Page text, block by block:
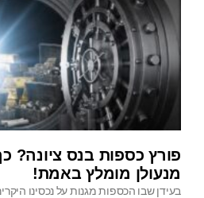
פורץ כספות בנס ציונה?
מנעולן מומלץ באמת!
בעידן שבו הכספות מגנות על נכסינו